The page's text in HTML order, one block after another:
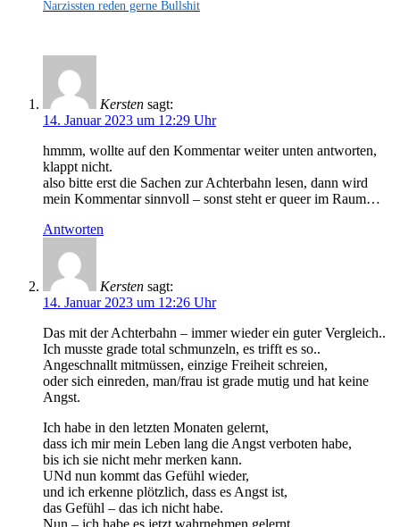
Narzissten reden gerne Bullshit
Kersten sagt:
14. Januar 2023 um 12:29 Uhr
hmmm, wollte auf den Kommentar weiter unten antworten,
klappt nicht.
also bitte erst die Sachen zur Achterbahn lesen, dann wird
mein Kommentar sinnvoll – sonst steht er queer im Raum…
Antworten
Kersten sagt:
14. Januar 2023 um 12:26 Uhr
Das mit der Achterbahn – immer wieder ein guter Vergleich..
Ich musste grade total schmunzeln, es trifft es so..
Angeschnallt mitmüssen, einzige Freiheit schreien,
oder sich einreden, man/frau ist grade mutig und hat keine
Angst.
Ich habe in den letzten Monaten gelernt,
dass ich mir mein Leben lang die Angst verboten habe,
bis ich sie nicht mehr merken kann.
UNd nun kommt das Gefühl wieder,
und ich erkenne plötzlich, dass es Angst ist,
das Gefühl – das ich nicht habe.